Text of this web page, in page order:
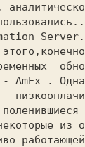
AmEx .
из